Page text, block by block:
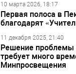
10 марта 2026, 18:17
Первая полоса в
благодарят
11 декабря 2025, 21:40
Решение проблемы
требует много
Минпросвещения